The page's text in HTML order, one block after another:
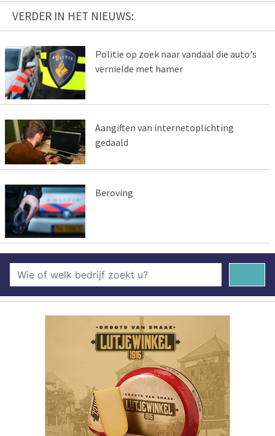
VERDER IN HET NIEUWS:
Politie op zoek naar vandaal die auto's
vernielde met hamer
Aangiften van internetoplichting
gedaald
Beroving